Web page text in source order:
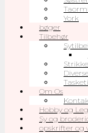
York
bøger
Tilbehør
Om Os
Hobby og Leg
Sy og
opskrifter og